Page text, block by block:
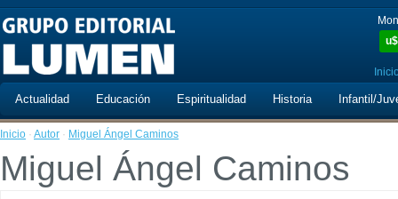
u$
Actualidad Educación Espiritualidad Historia Infantil/
Inicio · Autor · Miguel Ángel Caminos
Miguel Ángel Caminos